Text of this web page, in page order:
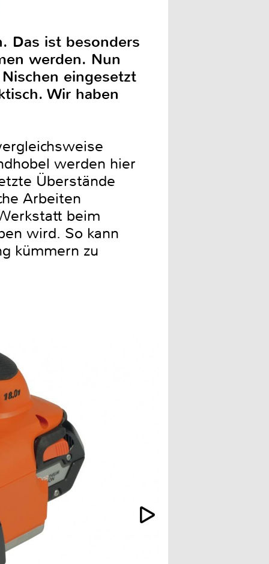
Das ist besonders
werden. Nun
eingesetzt
Wir haben
werden hier
Überstände
Arbeiten
beim
wird. So kann
kümmern zu